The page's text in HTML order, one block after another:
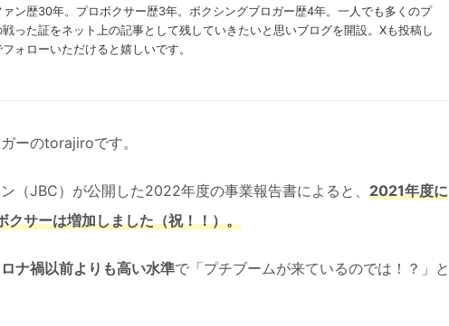
ン歴30年。プロボクサー歴3年。ボクシングブロガー歴4年。一人でも多くのプ
戦った証をネット上の記事として残していきたいと思いブログを開設。Xも投稿し
ォローいただけると嬉しいです。
ーのtorajiroです。
（JBC）が公開した2022年度の事業報告書によると、 2021年度に
サーは増加しました（祝！！）。
ナ禍以前よりも高い水準で「プチブームが来ているのでは！？」と